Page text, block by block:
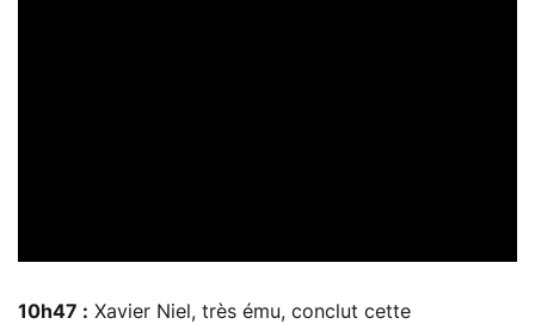
10h47 : Xavier Niel, très ému, conclut cette